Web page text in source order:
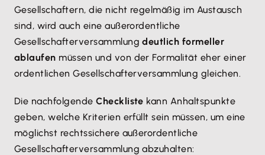
Gesellschaftern, die nicht regelmäßig im Austausch
sind, wird auch eine außerordentliche
Gesellschafterversammlungdeutlich formeller
ablaufen müssen und von der Formalität eher einer
ordentlichen Gesellschafterversammlung gleichen.
Die nachfolgendeCheckliste kann Anhaltspunkte
geben, welche Kriterien erfüllt sein müssen, um eine
möglichst rechtssichere außerordentliche
Gesellschafterversammlung abzuhalten: